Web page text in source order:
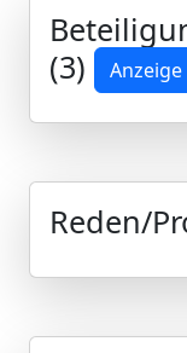
(3)
Anzeige
Reden/